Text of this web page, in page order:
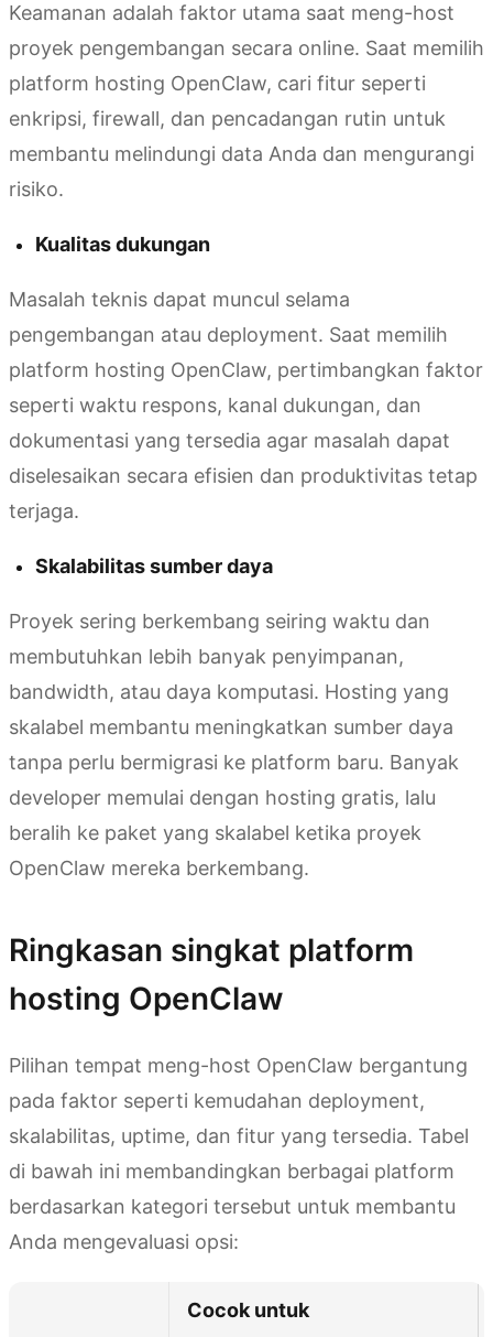
Keamanan adalah faktor utama saat meng-host
proyek pengembangan secara online. Saat memilih
platform hosting OpenClaw, cari fitur seperti
enkripsi, firewall, dan pencadangan rutin untuk
membantu melindungi data Anda dan mengurangi
risiko.
Kualitas dukungan
Masalah teknis dapat muncul selama
pengembangan atau deployment. Saat memilih
platform hosting OpenClaw, pertimbangkan faktor
seperti waktu respons, kanal dukungan, dan
dokumentasi yang tersedia agar masalah dapat
diselesaikan secara efisien dan produktivitas tetap
terjaga.
Skalabilitas sumber daya
Proyek sering berkembang seiring waktu dan
membutuhkan lebih banyak penyimpanan,
bandwidth, atau daya komputasi. Hosting yang
skalabel membantu meningkatkan sumber daya
tanpa perlu bermigrasi ke platform baru. Banyak
developer memulai dengan hosting gratis, lalu
beralih ke paket yang skalabel ketika proyek
OpenClaw mereka berkembang.
Ringkasan singkat platform
hosting OpenClaw
Pilihan tempat meng-host OpenClaw bergantung
pada faktor seperti kemudahan deployment,
skalabilitas, uptime, dan fitur yang tersedia. Tabel
di bawah ini membandingkan berbagai platform
berdasarkan kategori tersebut untuk membantu
Anda mengevaluasi opsi:
Cocok untuk